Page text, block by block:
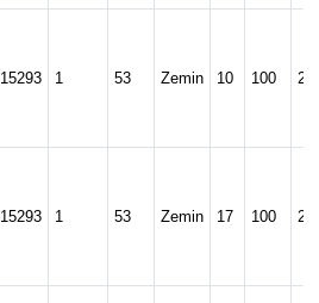
15293 1 53 Zemin 10 100
15293 1 53 Zemin 17 100